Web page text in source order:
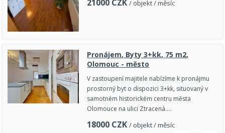
21000 CZK / objekt / měsíc
Pronájem, Byty 3+kk, 75 m2,
Olomouc - město
V zastoupení majitele nabízíme k pronájmu
prostorný byt o dispozici 3+kk, situovaný v
samotném historickém centru města
Olomouce na ulici Ztracená.…
18000 CZK / objekt / měsíc